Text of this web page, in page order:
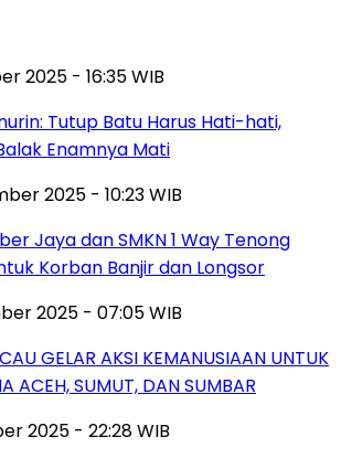
2025 - 16:35 WIB
Tutup Batu Harus Hati-hati,
Enamnya Mati
2025 - 10:23 WIB
Jaya dan SMKN 1 Way Tenong
Korban Banjir dan Longsor
2025 - 07:05 WIB
GELAR AKSI KEMANUSIAAN UNTUK
ACEH, SUMUT, DAN SUMBAR
2025 - 22:28 WIB